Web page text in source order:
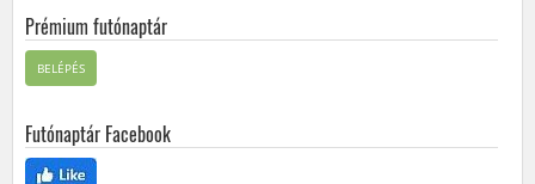
Prémium futónaptár
BELÉPÉS
Futónaptár Facebook